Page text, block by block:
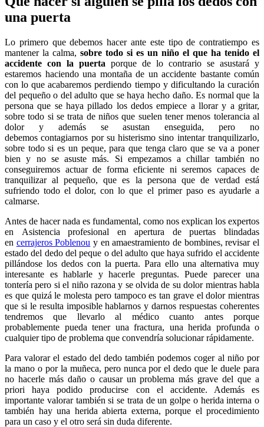
una puerta
Lo primero que debemos hacer ante este tipo de contratiempo es
mantener la calma, sobre todo si es un niño el que ha tenido el
accidente con la puerta porque de lo contrario se asustará y
estaremos haciendo una montaña de un accidente bastante común
con lo que acabaremos perdiendo tiempo y dificultando la curación
del pequeño o del adulto que se haya hecho daño. Es normal que la
persona que se haya pillado los dedos empiece a llorar y a gritar,
sobre todo si se trata de niños que suelen tener menos tolerancia al
dolor y además se asustan enseguida, pero no
debemos contagiarnos por su histerismo sino intentar tranquilizarlo,
sobre todo si es un peque, para que tenga claro que se va a poner
bien y no se asuste más. Si empezamos a chillar también no
conseguiremos actuar de forma eficiente ni seremos capaces de
tranquilizar al pequeño, que es la persona que de verdad está
sufriendo todo el dolor, con lo que el primer paso es ayudarle a
calmarse.
Antes de hacer nada es fundamental, como nos explican los expertos
en Asistencia profesional en apertura de puertas blindadas
en cerrajeros Poblenou y en amaestramiento de bombines, revisar el
estado del dedo del peque o del adulto que haya sufrido el accidente
pillándose los dedos con la puerta. Para ello una alternativa muy
interesante es hablarle y hacerle preguntas. Puede parecer una
tontería pero si el niño razona y se olvida de su dolor mientras habla
es que quizá le molesta pero tampoco es tan grave el dolor mientras
que si le resulta imposible hablarnos y darnos respuestas coherentes
tendremos que llevarlo al médico cuanto antes porque
probablemente pueda tener una fractura, una herida profunda o
cualquier tipo de problema que convendría solucionar rápidamente.
Para valorar el estado del dedo también podemos coger al niño por
la mano o por la muñeca, pero nunca por el dedo que le duele para
no hacerle más daño o causar un problema más grave del que a
priori haya podido producirse con el accidente. Además es
importante valorar también si se trata de un golpe o herida interna o
también hay una herida abierta externa, porque el procedimiento
para un caso y el otro será sin duda diferente.